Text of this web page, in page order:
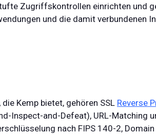
Zugriffskontrollen einrichten und
und die damit verbundenen
Kemp bietet, gehören SSL Reverse
Inspect-and-Defeat), URL-Matching
nach FIPS 140-2, Domain